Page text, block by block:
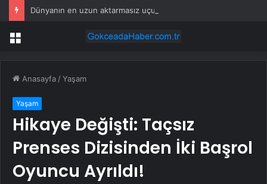
Menü
Anasayfa /Yaşam
Yaşam
Hikaye Değişti: Taçsız
Prenses Dizisinden İki Başrol
Oyuncu Ayrıldı!